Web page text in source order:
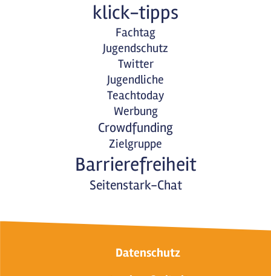
klick-tipps
Fachtag
Jugendschutz
Twitter
Jugendliche
Teachtoday
Werbung
Crowdfunding
Zielgruppe
Barrierefreiheit
Seitenstark-Chat
Datenschutz